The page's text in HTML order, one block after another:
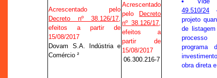
Acrescentado pelo
Decreto nº 38.126/17,
efeitos a partir de
15/08/2017
Dovam S.A. Indústria e
Comércio ²
Acrescentado
pelo
Decreto
nº 38.126/17,
efeitos a
partir de
15/08/2017
06.300.216-7
49.510/24 -
projeto
de
programa
obra direta